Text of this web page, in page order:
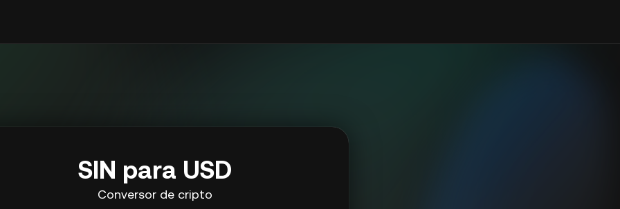
SIN para USD
Conversor de cripto